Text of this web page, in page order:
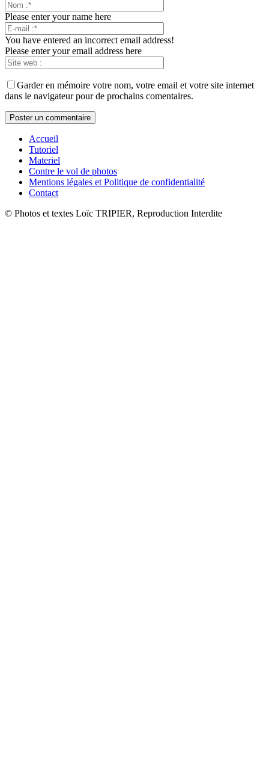
Please enter your name here
You have entered an incorrect email address!
Please enter your email address here
Garder en mémoire votre nom, votre email et votre site internet
dans le navigateur pour de prochains comentaires.
Accueil
Tutoriel
Materiel
Contre le vol de photos
Mentions légales et Politique de confidentialité
Contact
© Photos et textes Loïc TRIPIER, Reproduction Interdite